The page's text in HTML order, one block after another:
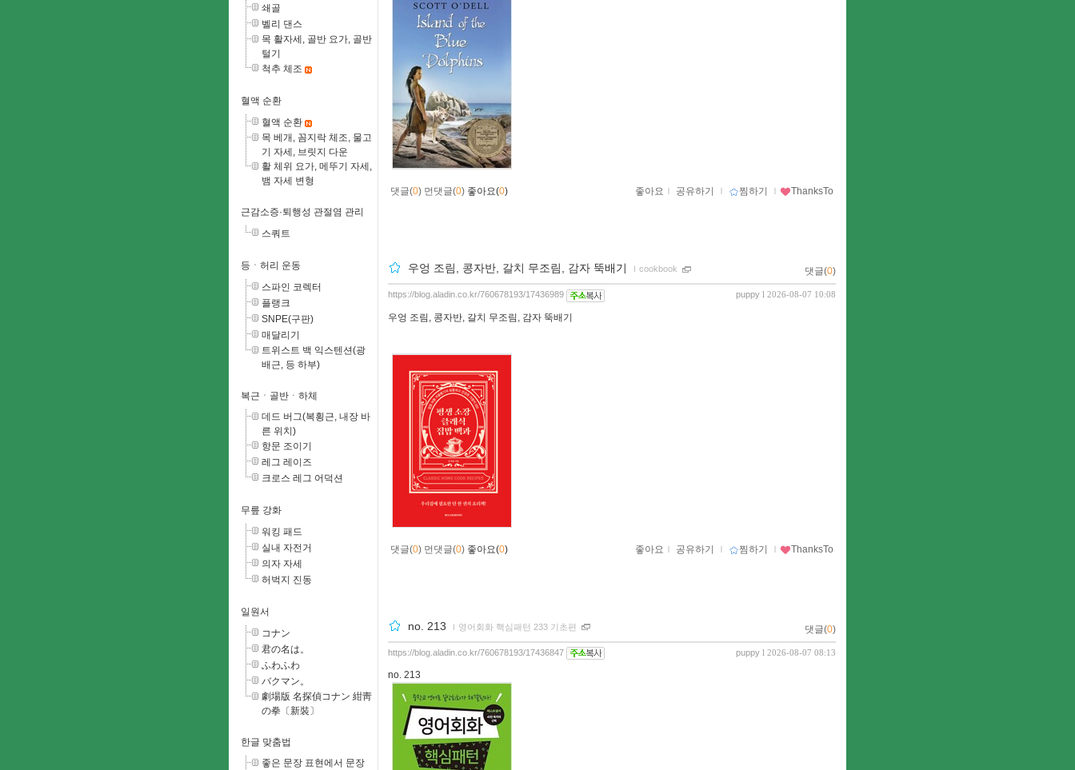
쇄골
벨리 댄스
목 활자세, 골반 요가, 골반
털기
척추 체조
혈액 순환
혈액 순환
목 베개, 꼼지락 체조, 물고
기 자세, 브릿지 다운
활 체위 요가, 메뚜기 자세,
뱀 자세 변형
근감소증·퇴행성 관절염 관리
스쿼트
등ㆍ허리 운동
스파인 코렉터
플랭크
SNPE(구판)
매달리기
트위스트 백 익스텐션(광
배근, 등 하부)
복근ㆍ골반ㆍ하체
데드 버그(복횡근, 내장 바
른 위치)
항문 조이기
레그 레이즈
크로스 레그 어덕션
무릎 강화
워킹 패드
실내 자전거
의자 자세
허벅지 진동
일원서
コナン
君の名は。
ふわふわ
バクマン。
劇場版 名探偵コナン 紺靑
の拳〔新裝〕
한글 맞춤법
좋은 문장 표현에서 문장
댓글(0) 먼댓글(0) 좋아요(0) 좋아요 ｌ 공유하기 ｌ 찜하기 ｌ ThanksTo
우엉 조림, 콩자반, 갈치 무조림, 감자 뚝배기 ｌ cookbook 댓글(0)
puppy l 2026-08-07 10:08
https://blog.aladin.co.kr/760678193/17436989
우엉 조림, 콩자반, 갈치 무조림, 감자 뚝배기
댓글(0) 먼댓글(0) 좋아요(0) 좋아요 ｌ 공유하기 ｌ 찜하기 ｌ ThanksTo
no. 213 ｌ 영어회화 핵심패턴 233 기초편 댓글(0)
puppy l 2026-08-07 08:13
https://blog.aladin.co.kr/760678193/17436847
no. 213